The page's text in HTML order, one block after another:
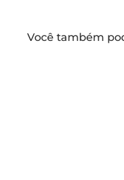
Você também